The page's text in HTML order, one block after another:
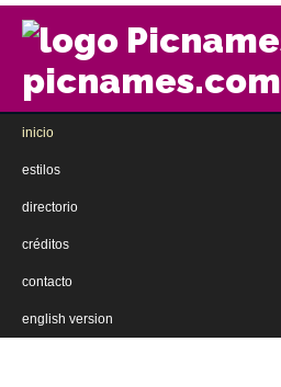
picnames.com
inicio
estilos
directorio
créditos
contacto
english version